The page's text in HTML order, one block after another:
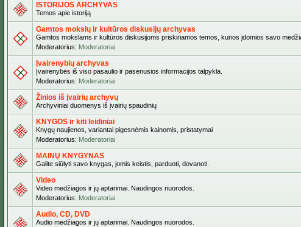
ISTORIJOS ARCHYVAS
Temos apie istoriją
Gamtos mokslų ir kultūros diskusijų archyvas
Gamtos mokslams ir kultūros diskusijoms priskiriamos temos, kurios įdomios savo
Moderatorius: Moderatoriai
Įvairenybių archyvas
Įvairenybės iš viso pasaulio ir pasenusios informacijos talpykla.
Moderatorius: Moderatoriai
Žinios iš įvairių archyvų
Archyviniai duomenys iš įvairių spaudinių
KNYGOS ir kiti leidiniai
Knygų naujienos, variantai pigesnėmis kainomis, pristatymai
Moderatorius: Moderatoriai
MAINŲ KNYGYNAS
Galite siūlyti savo knygas, jomis keistis, parduoti, dovanoti.
Video
Video medžiagos ir jų aptarimai. Naudingos nuorodos.
Moderatorius: Moderatoriai
Audio, CD, DVD
Audio medžiagos ir jų aptarimai. Naudingos nuorodos.